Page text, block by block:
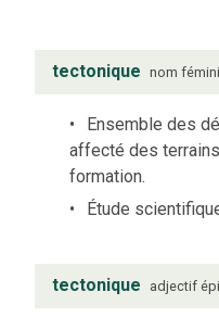
tectonique nom
Ensemble des
affecté des
formation.
Étude
tectonique adjectif